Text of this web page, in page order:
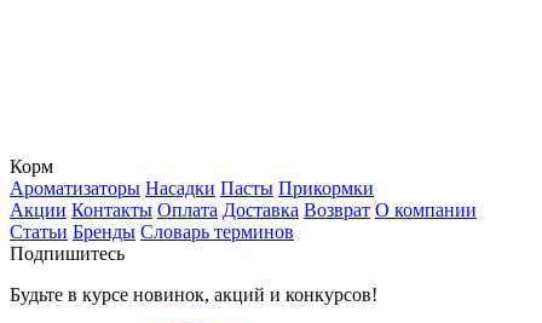
Корм
Ароматизаторы Насадки Пасты Прикормки
Акции Контакты Оплата Доставка Возврат О компании
Статьи Бренды Словарь терминов
Подпишитесь
Будьте в курсе новинок, акций и конкурсов!